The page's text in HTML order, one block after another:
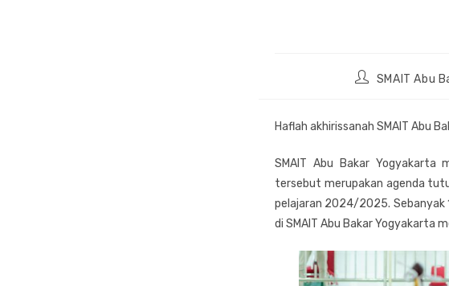
PostSMAIT Abu
Haflah akhirissanah SMAIT Abu
SMAIT Abu Bakar Yogyakarta
tersebut merupakan agenda
pelajaran 2024/2025. Sebanyak
di SMAIT Abu Bakar Yogyakarta